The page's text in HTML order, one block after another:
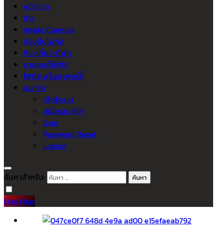
หน้าแรก
ข่าว
Inside Campus
ท้องถิ่นโฟกัส
กิน-เที่ยว-ที่พัก
ยานยนต์โฟกัส
โฟกัส พร็อพเพอร์ตี้
สมาชิก
เข้าสู่ระบบ
สมัครสมาชิก
User
Password Reset
Logout
ค้นหาสำหรับ:
Live Now